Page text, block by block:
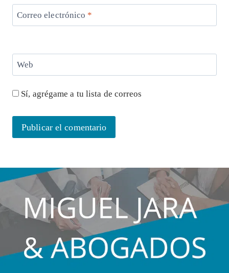
Correo electrónico *
Web
Sí, agrégame a tu lista de correos